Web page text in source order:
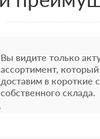
Вы видите только
ассортимент,
доставим в короткие
собственного склада.